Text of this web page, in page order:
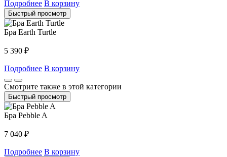
Подробнее В корзину
Быстрый просмотр
Бра Earth Turtle
5 390 ₽
Подробнее В корзину
Смотрите также в этой категории
Быстрый просмотр
Бра Pebble A
7 040 ₽
Подробнее В корзину